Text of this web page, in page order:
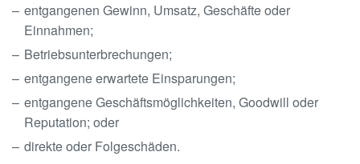
entgangenen Gewinn, Umsatz, Geschäfte oder
Einnahmen;
Betriebsunterbrechungen;
entgangene erwartete Einsparungen;
entgangene Geschäftsmöglichkeiten, Goodwill oder
Reputation; oder
direkte oder Folgeschäden.